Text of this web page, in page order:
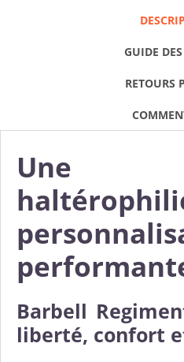
GUIDE
RETOURS
Une
Barbell
liberté, confort